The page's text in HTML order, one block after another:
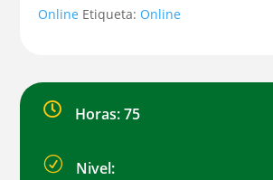
y
Online Etiqueta: Online
 Horas: 75
R Nivel: